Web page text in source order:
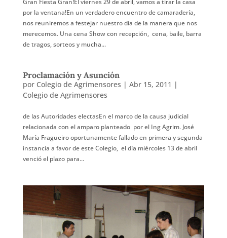
por la ventana!En un verdadero encuentro de camaradería,
nos reuniremos a festejar nuestro día de la manera que nos
merecemos. Una cena Show con recepción, cena, baile, barra
de tragos, sorteos y mucha...
Proclamación y Asunción
por Colegio de Agrimensores | Abr 15, 2011 |
Colegio de Agrimensores
de las Autoridades electasEn el marco de la causa judicial
relacionada con el amparo planteado por el Ing Agrim. José
María Fragueiro oportunamente fallado en primera y segunda
instancia a favor de este Colegio, el día miércoles 13 de abril
venció el plazo para...